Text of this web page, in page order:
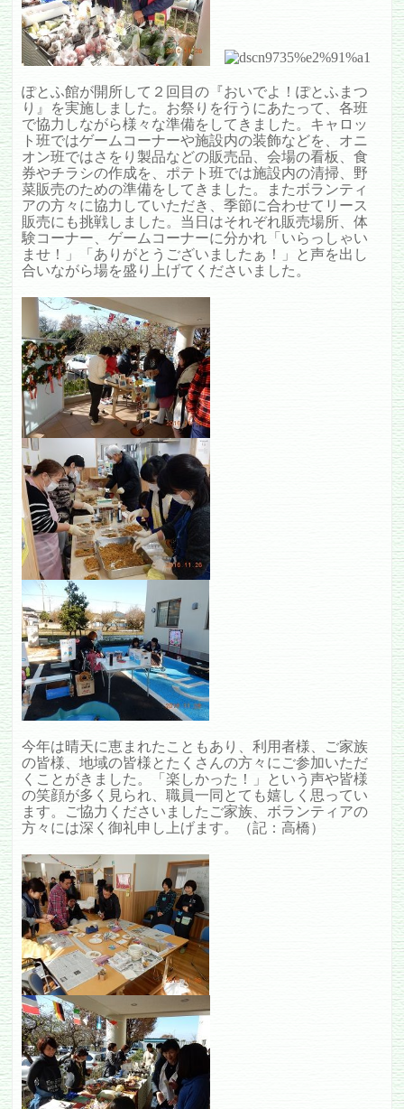
ぽとふ館が開所して２回目の『おいでよ！ぽとふまつ
り』を実施しました。お祭りを行うにあたって、各班
で協力しながら様々な準備をしてきました。キャロッ
ト班ではゲームコーナーや施設内の装飾などを、オニ
オン班ではさをり製品などの販売品、会場の看板、食
券やチラシの作成を、ポテト班では施設内の清掃、野
菜販売のための準備をしてきました。またボランティ
アの方々に協力していただき、季節に合わせてリース
販売にも挑戦しました。当日はそれぞれ販売場所、体
験コーナー、ゲームコーナーに分かれ「いらっしゃい
ませ！」「ありがとうございましたぁ！」と声を出し
合いながら場を盛り上げてくださいました。
今年は晴天に恵まれたこともあり、利用者様、ご家族
の皆様、地域の皆様とたくさんの方々にご参加いただ
くことがきました。「楽しかった！」という声や皆様
の笑顔が多く見られ、職員一同とても嬉しく思ってい
ます。ご協力くださいましたご家族、ボランティアの
方々には深く御礼申し上げます。（記：高橋）